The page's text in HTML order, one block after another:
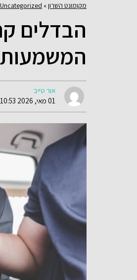
מקומונט השרון»
Uncategorized
הבדלים
אור טייב
01 מאי, 2026 10:53